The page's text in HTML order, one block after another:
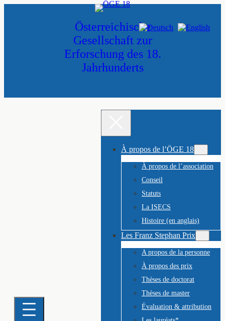
Österreichische
Gesellschaft zur
Erforschung des 18.
Jahrhunderts
À propos de l’ÖGE 18
À propos de l’association
Conseil
Statuts
La ISECS
Histoire (en anglais)
Les Franz Stephan Prix
A propos de la personne
À propos des prix
Thèses de doctorat
Thèses de master
Évaluation & attribution